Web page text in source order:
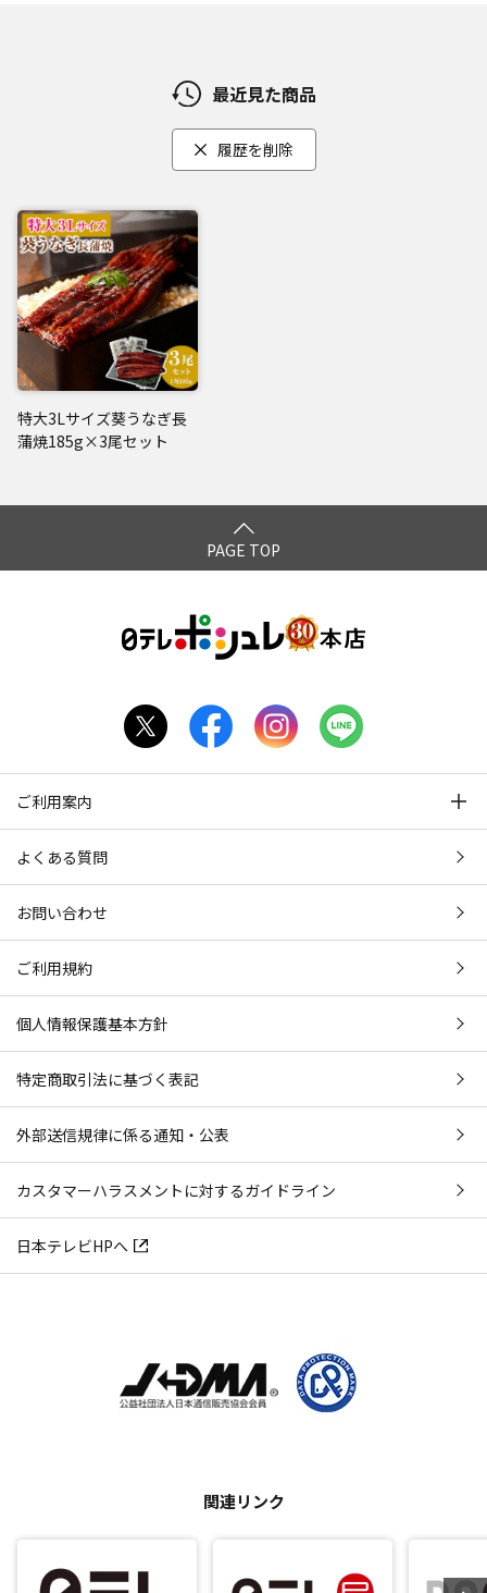
最近見た商品
履歴を削除
特大3Lサイズ葵うなぎ長
蒲焼185g×3尾セット
PAGE TOP
ご利用案内
よくある質問
お問い合わせ
ご利用規約
個人情報保護基本方針
特定商取引法に基づく表記
外部送信規律に係る通知・公表
カスタマーハラスメントに対するガイドライン
日本テレビHPへ
関連リンク